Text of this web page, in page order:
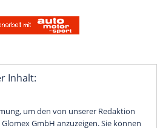
Inhalt:
um den von unserer Redaktion
GmbH anzuzeigen. Sie können